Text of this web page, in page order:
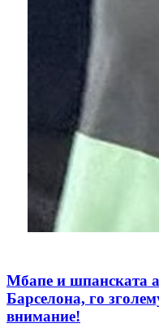
Мбапе и шпанската
Барселона, го
внимание!